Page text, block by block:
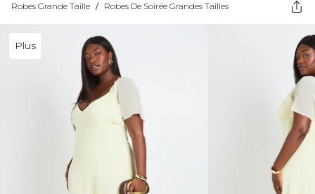
Robes Grande Taille / Robes De Soirée Grandes Tailles
Plus